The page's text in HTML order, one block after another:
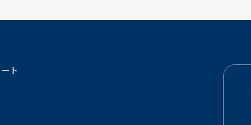
ト